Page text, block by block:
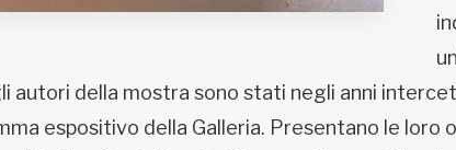
autori della mostra sono stati negli anni
espositivo della Galleria. Presentano le loro